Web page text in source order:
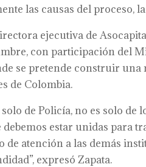
las causas del proceso,
ejecutiva de
con participación del
se pretende construir
de Colombia.
de Policía, no es solo
estar unidas para
de atención a las demás
expresó Zapata.